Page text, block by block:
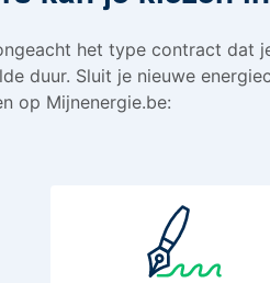
het type contract dat
duur. Sluit je nieuwe
op Mijnenergie.be: